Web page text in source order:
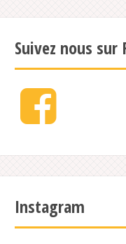
Suivez nous sur
Facebook
Instagram